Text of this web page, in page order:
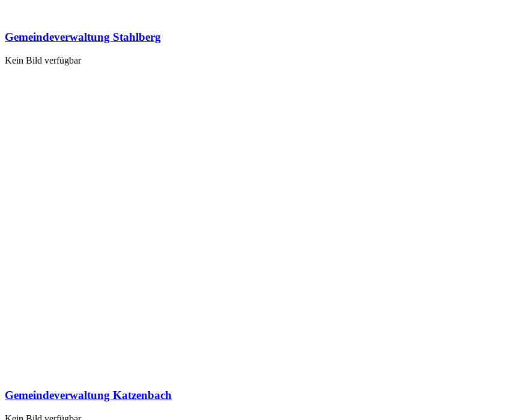
Gemeindeverwaltung Stahlberg
Kein Bild verfügbar
Gemeindeverwaltung Katzenbach